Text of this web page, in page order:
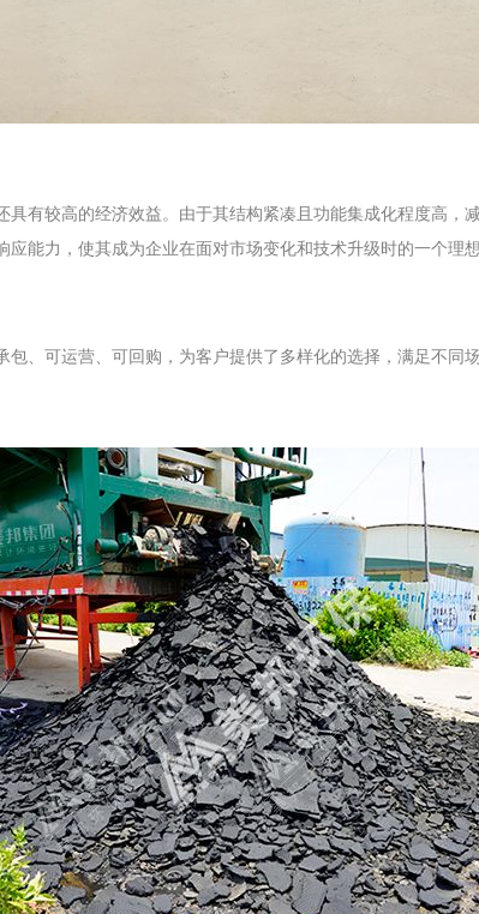
具有较高的经济效益。由于其结构紧凑且功能集成化程度高，
能力，使其成为企业在面对市场变化和技术升级时的一个理想
、可运营、可回购，为客户提供了多样化的选择，满足不同场